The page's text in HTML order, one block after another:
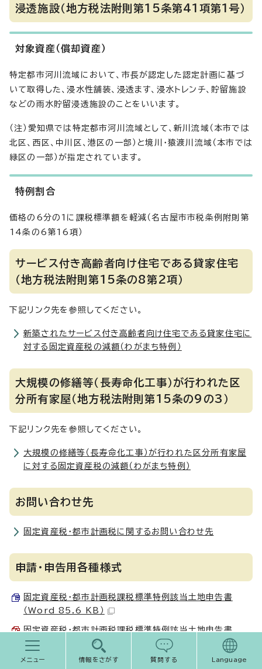
浸透施設（地方税法附則第15条第41項第1号）
対象資産（償却資産）
特定都市河川流域において、市長が認定した認定計画に基づ
いて取得した、浸水性舗装、浸透ます、浸水トレンチ、貯留施設
などの雨水貯留浸透施設のことをいいます。
（注）愛知県では特定都市河川流域として、新川流域（本市では
北区、西区、中川区、港区の一部）と境川・猿渡川流域（本市では
緑区の一部）が指定されています。
特例割合
価格の6分の1に課税標準額を軽減（名古屋市市税条例附則第
14条の6第16項）
サービス付き高齢者向け住宅である貸家住宅
（地方税法附則第15条の8第2項）
下記リンク先を参照してください。
新築されたサービス付き高齢者向け住宅である貸家住宅に
対する固定資産税の減額（わがまち特例）
大規模の修繕等（長寿命化工事）が行われた区
分所有家屋（地方税法附則第15条の9の3）
下記リンク先を参照してください。
大規模の修繕等（長寿命化工事）が行われた区分所有家屋
に対する固定資産税の減額（わがまち特例）
お問い合わせ先
固定資産税・都市計画税に関するお問い合わせ先
申請・申告用各種様式
固定資産税・都市計画税課税標準特例該当土地申告書
（Word 85.6 KB）
固定資産税・都市計画税課税標準特例該当土地申告書
（PDF 86.6 KB）
固定資産税・都市計画税課税標準特例該当家屋申告書
メニュー 情報をさがす 質問する Language